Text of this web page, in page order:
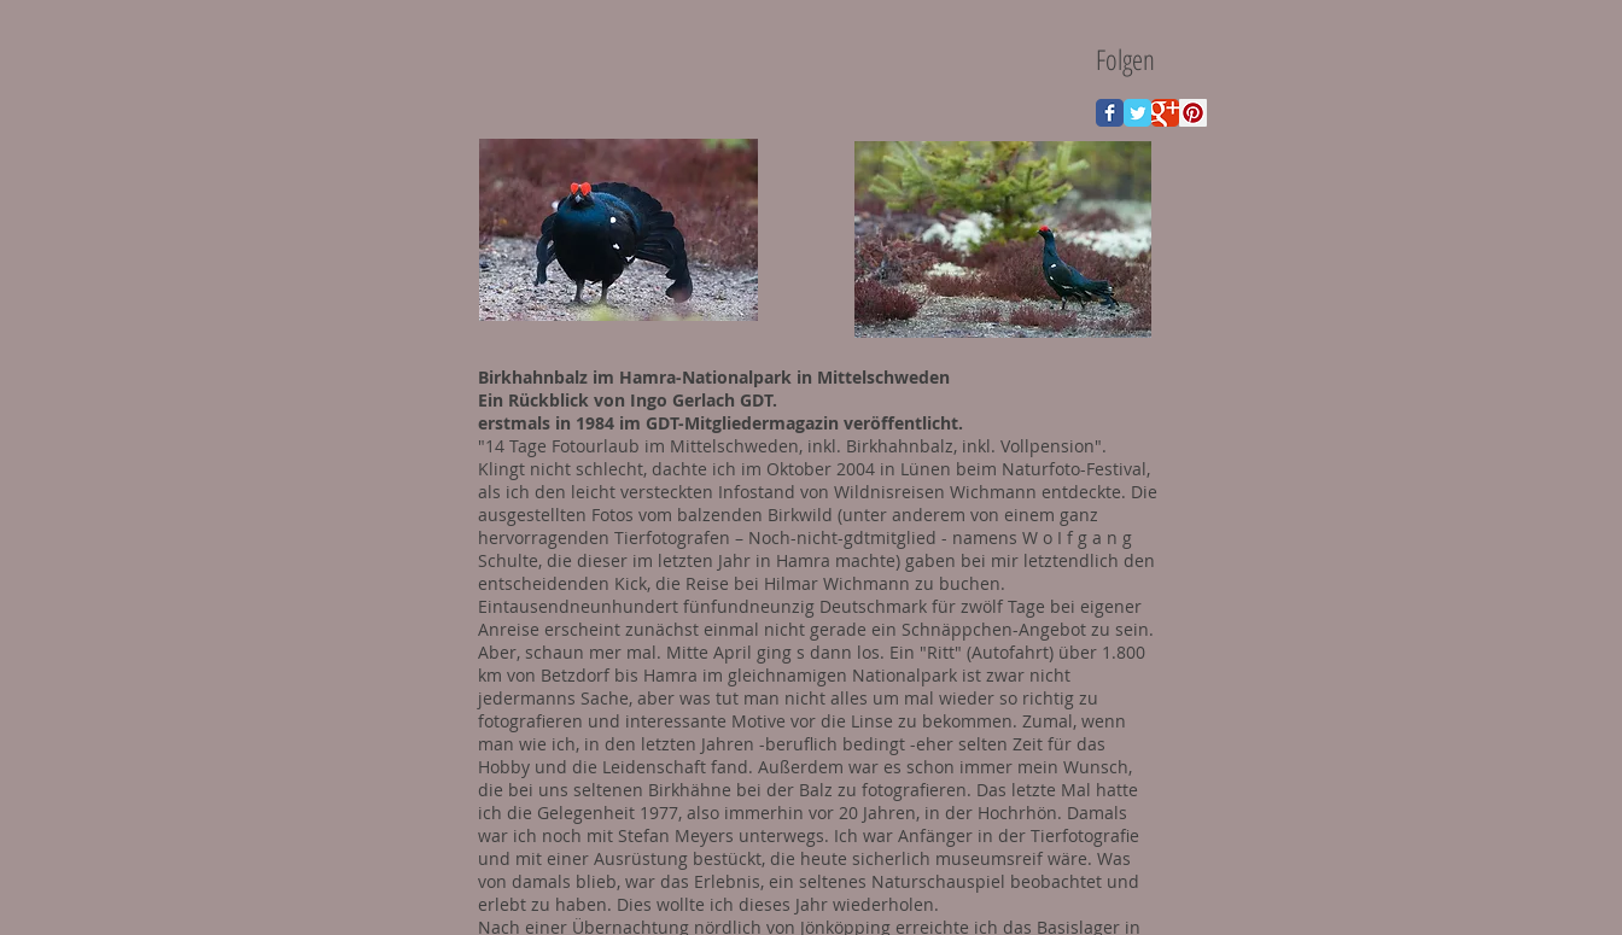
Folgen
Birkhahnbalz im Hamra-Nationalpark in Mittelschweden
Ein Rückblick von Ingo Gerlach GDT.
erstmals in 1984 im GDT-Mitgliedermagazin veröffentlicht.
"14 Tage Fotourlaub im Mittelschweden, inkl. Birkhahnbalz, inkl. Vollpension".
Klingt nicht schlecht, dachte ich im Oktober 2004 in Lünen beim Naturfoto-Festival,
als ich den leicht versteckten Infostand von Wildnisreisen Wichmann entdeckte. Die
ausgestellten Fotos vom balzenden Birkwild (unter anderem von einem ganz
hervorragenden Tierfotografen – Noch-nicht-gdtmitglied - namens W o I f g a n g
Schulte, die dieser im letzten Jahr in Hamra machte) gaben bei mir letztendlich den
entscheidenden Kick, die Reise bei Hilmar Wichmann zu buchen.
Eintausendneunhundert fünfundneunzig Deutschmark für zwölf Tage bei eigener
Anreise erscheint zunächst einmal nicht gerade ein Schnäppchen-Angebot zu sein.
Aber, schaun mer mal. Mitte April ging s dann los. Ein "Ritt" (Autofahrt) über 1.800
km von Betzdorf bis Hamra im gleichnamigen Nationalpark ist zwar nicht
jedermanns Sache, aber was tut man nicht alles um mal wieder so richtig zu
fotografieren und interessante Motive vor die Linse zu bekommen. Zumal, wenn
man wie ich, in den letzten Jahren -beruflich bedingt -eher selten Zeit für das
Hobby und die Leidenschaft fand. Außerdem war es schon immer mein Wunsch,
die bei uns seltenen Birkhähne bei der Balz zu fotografieren. Das letzte Mal hatte
ich die Gelegenheit 1977, also immerhin vor 20 Jahren, in der Hochrhön. Damals
war ich noch mit Stefan Meyers unterwegs. Ich war Anfänger in der Tierfotografie
und mit einer Ausrüstung bestückt, die heute sicherlich museumsreif wäre. Was
von damals blieb, war das Erlebnis, ein seltenes Naturschauspiel beobachtet und
erlebt zu haben. Dies wollte ich dieses Jahr wiederholen.
Nach einer Übernachtung nördlich von Jönköpping erreichte ich das Basislager in